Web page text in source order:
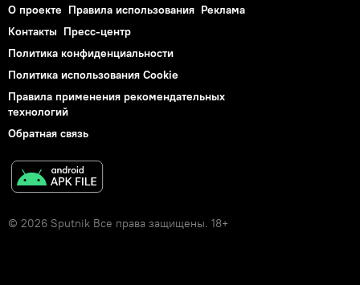
О проекте Правила использования Реклама
Контакты Пресс-центр
Политика конфиденциальности
Политика использования Cookie
Правила применения рекомендательных
технологий
Обратная связь
© 2026 Sputnik Все права защищены. 18+